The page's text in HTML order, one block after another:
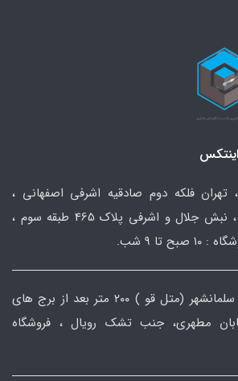
فلکه دوم صادقیه اشرفی اصفهانی ،
ابتدای جلال آل احمد ، نبش جلال و اشرفی پلاک 465 طبقه سوم ،
شعبه دوم : مازندران ، سلمانشهر (متل قو ) ۲۰۰ متر بعد از برج های
مطهری، جنب تشک رویال ، فروشگاه